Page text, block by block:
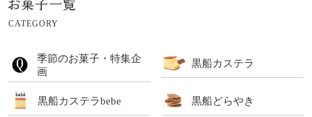
CATEGORY
季節のお菓子・特集企
画
黒船カステラ
黒船カステラbebe 黒船どらやき